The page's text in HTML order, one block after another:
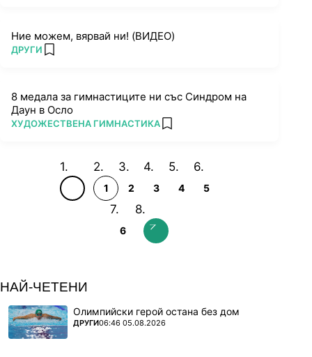
Ние можем, вярвай ни! (ВИДЕО)
ПОВЕЧЕ ОТ
ДРУГИ add favorites
8 медала за гимнастиците ни със Синдром на
Даун в Осло
ПОВЕЧЕ ОТ
ХУДОЖЕСТВЕНА ГИМНАСТИКА add favorites
1 2 3 4 5
6
НАЙ-ЧЕТЕНИ
Олимпийски герой остана без дом
ПОВЕЧЕ ОТ
ДРУГИ06:46 05.08.2026